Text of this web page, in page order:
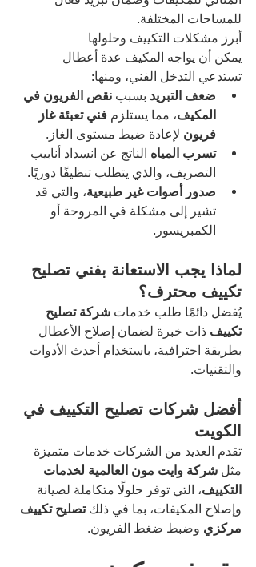
للمساحات المختلفة.
أبرز مشكلات التكييف وحلولها
يمكن أن يواجه المكيف عدة أعطال
تستدعي التدخل الفني، ومنها:
ضعف التبريد بسبب نقص الفريون في
المكيف، مما يستلزم فني تعبئة غاز
فريون لإعادة ضبط مستوى الغاز.
تسرب المياه الناتج عن انسداد أنابيب
التصريف، والذي يتطلب تنظيفًا دوريًا.
صدور أصوات غير طبيعية، والتي قد
تشير إلى مشكلة في المروحة أو
الكمبريسور.
لماذا يجب الاستعانة بفني تصليح
تكييف محترف؟
يُفضل دائمًا طلب خدمات شركة تصليح
تكييف ذات خبرة لضمان إصلاح الأعطال
بطريقة احترافية، باستخدام أحدث الأدوات
والتقنيات.
أفضل شركات تصليح التكييف في
الكويت
تقدم العديد من الشركات خدمات متميزة
مثل شركة وايت مون العالمية لخدمات
التكييف، التي توفر حلولًا متكاملة لصيانة
وإصلاح المكيفات، بما في ذلك تصليح تكييف
مركزي وضبط ضغط الفريون.